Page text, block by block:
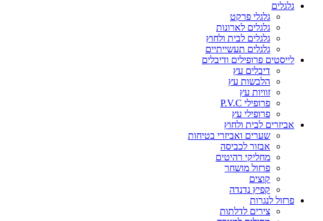
גלגלים
גלגלי פרקט
גלגלים לארונות
גלגלים לבית ולחוץ
גלגלים תעשייתיים
לייסטים פרופילים ודיבלים
דיבלים עץ
הלבשות עץ
זוויות עץ
פרופילי P.V.C
פרופילי עץ
אביזרים לבית ולחוץ
שערים ואביזרי בטיחות
אבזור לכביסה
מחליקי רהיטים
פרזול מושחר
קוצים
קפיץ נדנדה
פרזול לנגרות
צירים לדלתות